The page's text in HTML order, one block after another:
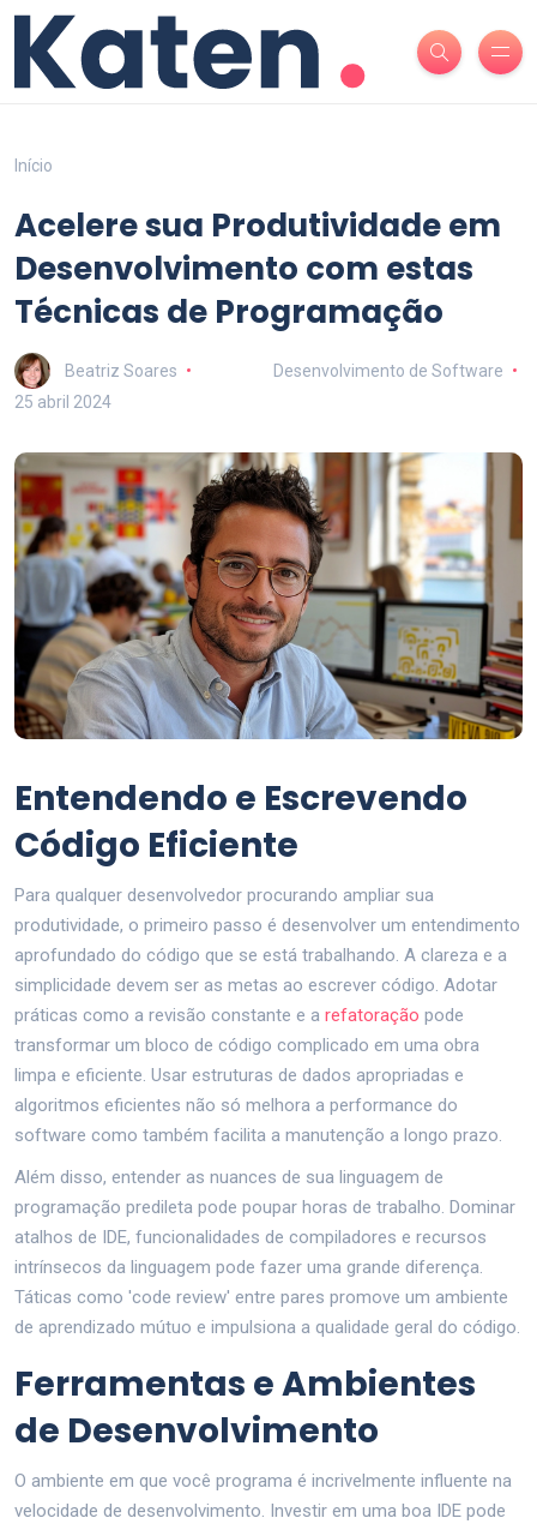
Início
Acelere sua Produtividade em
Desenvolvimento com estas
Técnicas de Programação
Beatriz Soares
Desenvolvimento de Software
25 abril 2024
Entendendo e Escrevendo
Código Eficiente
Para qualquer desenvolvedor procurando ampliar sua
produtividade, o primeiro passo é desenvolver um entendimento
aprofundado do código que se está trabalhando. A clareza e a
simplicidade devem ser as metas ao escrever código. Adotar
práticas como a revisão constante e a refatoração pode
transformar um bloco de código complicado em uma obra
limpa e eficiente. Usar estruturas de dados apropriadas e
algoritmos eficientes não só melhora a performance do
software como também facilita a manutenção a longo prazo.
Além disso, entender as nuances de sua linguagem de
programação predileta pode poupar horas de trabalho. Dominar
atalhos de IDE, funcionalidades de compiladores e recursos
intrínsecos da linguagem pode fazer uma grande diferença.
Táticas como 'code review' entre pares promove um ambiente
de aprendizado mútuo e impulsiona a qualidade geral do código.
Ferramentas e Ambientes
de Desenvolvimento
O ambiente em que você programa é incrivelmente influente na
velocidade de desenvolvimento. Investir em uma boa IDE pode